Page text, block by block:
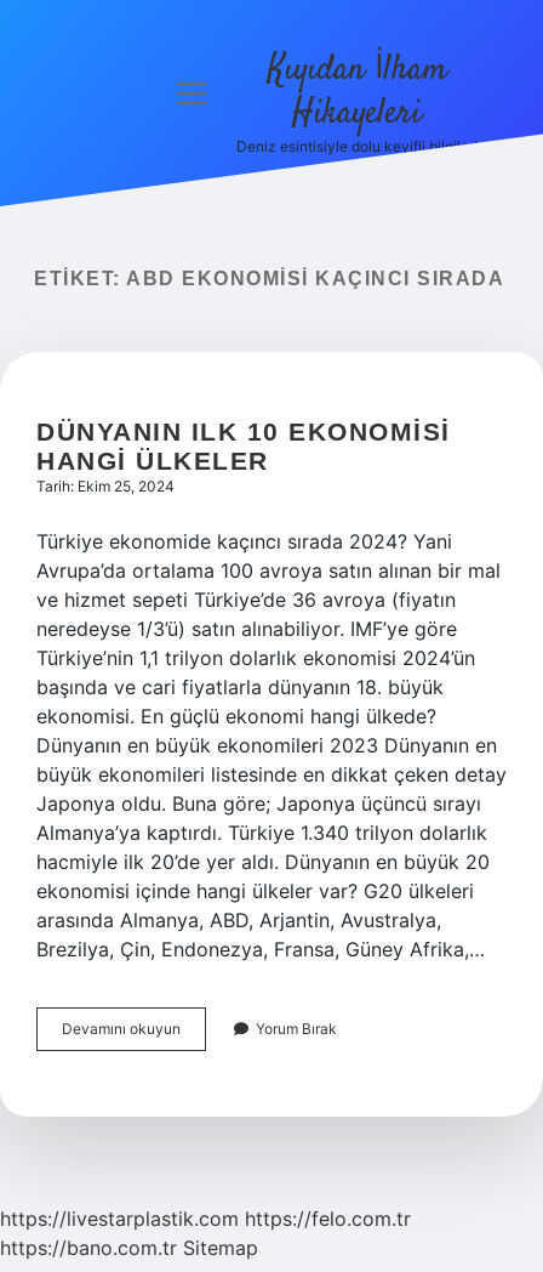
menüyü
Kıyıdan İlham
Hikayeleri
Deniz esintisiyle dolu keyifli bilgiler!
ETIKET: ABD EKONOMISI KAÇINCI SIRADA
DÜNYANIN ILK 10 EKONOMISI
HANGI ÜLKELER
Tarih: Ekim 25, 2024
Türkiye ekonomide kaçıncı sırada 2024? Yani
Avrupa’da ortalama 100 avroya satın alınan bir mal
ve hizmet sepeti Türkiye’de 36 avroya (fiyatın
neredeyse 1/3’ü) satın alınabiliyor. IMF’ye göre
Türkiye’nin 1,1 trilyon dolarlık ekonomisi 2024’ün
başında ve cari fiyatlarla dünyanın 18. büyük
ekonomisi. En güçlü ekonomi hangi ülkede?
Dünyanın en büyük ekonomileri 2023 Dünyanın en
büyük ekonomileri listesinde en dikkat çeken detay
Japonya oldu. Buna göre; Japonya üçüncü sırayı
Almanya’ya kaptırdı. Türkiye 1.340 trilyon dolarlık
hacmiyle ilk 20’de yer aldı. Dünyanın en büyük 20
ekonomisi içinde hangi ülkeler var? G20 ülkeleri
arasında Almanya, ABD, Arjantin, Avustralya,
Brezilya, Çin, Endonezya, Fransa, Güney Afrika,…
Devamını okuyun Dünyanın
Ilk
Hangi
Yorum Bırak
https://livestarplastik.com https://felo.com.tr
https://bano.com.tr Sitemap